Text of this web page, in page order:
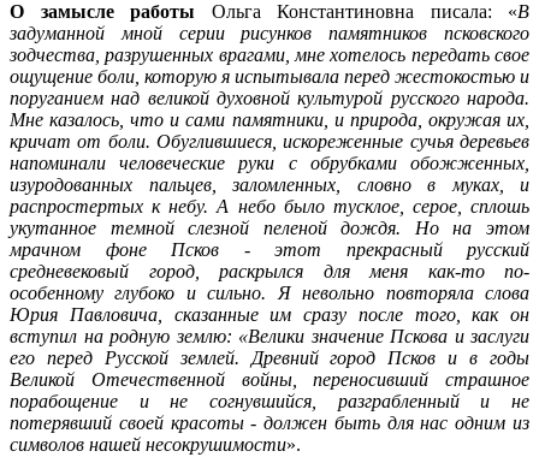
О замысле работы Ольга Константиновна писала: «В
задуманной мной серии рисунков памятников псковского
зодчества, разрушенных врагами, мне хотелось передать свое
ощущение боли, которую я испытывала перед жестокостью и
поруганием над великой духовной культурой русского народа.
Мне казалось, что и сами памятники, и природа, окружая их,
кричат от боли. Обуглившиеся, искореженные сучья деревьев
напоминали человеческие руки с обрубками обожженных,
изуродованных пальцев, заломленных, словно в муках, и
распростертых к небу. А небо было тусклое, серое, сплошь
укутанное темной слезной пеленой дождя. Но на этом
мрачном фоне Псков - этот прекрасный русский
средневековый город, раскрылся для меня как-то по-
особенному глубоко и сильно. Я невольно повторяла слова
Юрия Павловича, сказанные им сразу после того, как он
вступил на родную землю: «Велики значение Пскова и заслуги
его перед Русской землей. Древний город Псков и в годы
Великой Отечественной войны, переносивший страшное
порабощение и не согнувшийся, разграбленный и не
потерявший своей красоты - должен быть для нас одним из
символов нашей несокрушимости».